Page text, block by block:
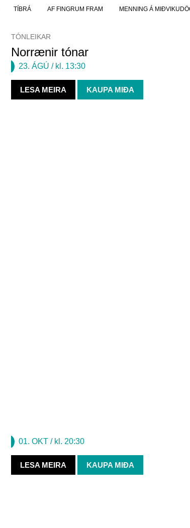
TÍBRÁ AF FINGRUM FRAM MENNING Á
TÓNLEIKAR
Norrænir tónar
23. ÁGÚ / kl. 13:30
LESA MEIRA KAUPA MIÐA
01. OKT / kl. 20:30
LESA MEIRA KAUPA MIÐA